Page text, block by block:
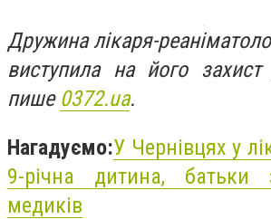
Дружина лікаря-
виступила на його
пише 0372.ua.
Нагадуємо:У Чернівцях у
9-річна дитина, батьки
медиків